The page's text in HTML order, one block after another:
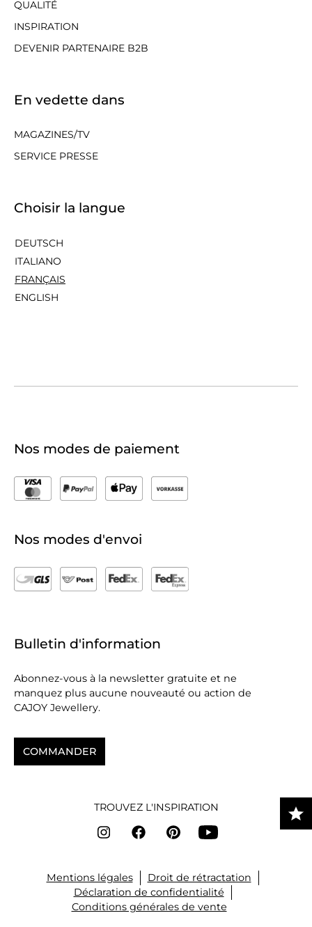
QUALITÉ
INSPIRATION
DEVENIR PARTENAIRE B2B
En vedette dans
MAGAZINES/TV
SERVICE PRESSE
Choisir la langue
DEUTSCH
ITALIANO
FRANÇAIS
ENGLISH
Nos modes de paiement
Nos modes d'envoi
Bulletin d'information
Abonnez-vous à la newsletter gratuite et ne
manquez plus aucune nouveauté ou action de
CAJOY Jewellery.
COMMANDER
TROUVEZ L'INSPIRATION
Mentions légales
Droit de rétractation
Déclaration de confidentialité
Conditions générales de vente